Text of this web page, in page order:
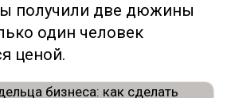
получили две дюжины
один человек
ценой.